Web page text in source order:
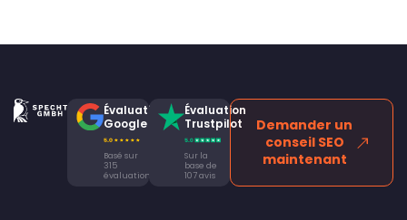
Évaluation
Google
Basé sur
315
évaluations
Évaluation
Trustpilot
Sur la
base de
107 avis
Demander un
conseil SEO
maintenant